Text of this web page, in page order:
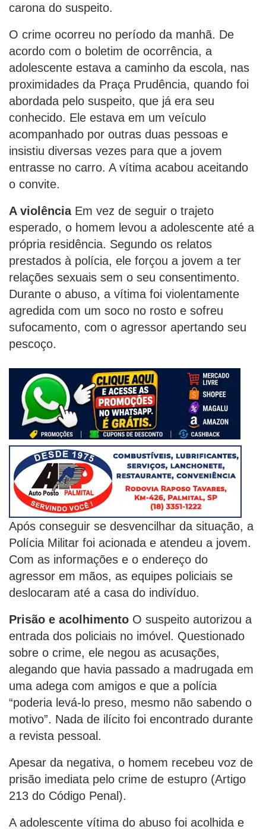
carona do suspeito.
O crime ocorreu no período da manhã. De
acordo com o boletim de ocorrência, a
adolescente estava a caminho da escola, nas
proximidades da Praça Prudência, quando foi
abordada pelo suspeito, que já era seu
conhecido. Ele estava em um veículo
acompanhado por outras duas pessoas e
insistiu diversas vezes para que a jovem
entrasse no carro. A vítima acabou aceitando
o convite.
A violênciaEm vez de seguir o trajeto
esperado, o homem levou a adolescente até a
própria residência. Segundo os relatos
prestados à polícia, ele forçou a jovem a ter
relações sexuais sem o seu consentimento.
Durante o abuso, a vítima foi violentamente
agredida com um soco no rosto e sofreu
sufocamento, com o agressor apertando seu
pescoço.
Após conseguir se desvencilhar da situação, a
Polícia Militar foi acionada e atendeu a jovem.
Com as informações e o endereço do
agressor em mãos, as equipes policiais se
deslocaram até a casa do indivíduo.
Prisão e acolhimento O suspeito autorizou a
entrada dos policiais no imóvel. Questionado
sobre o crime, ele negou as acusações,
alegando que havia passado a madrugada em
uma adega com amigos e que a polícia
“poderia levá-lo preso, mesmo não sabendo o
motivo”. Nada de ilícito foi encontrado durante
a revista pessoal.
Apesar da negativa, o homem recebeu voz de
prisão imediata pelo crime de estupro (Artigo
213 do Código Penal).
A adolescente vítima do abuso foi acolhida e